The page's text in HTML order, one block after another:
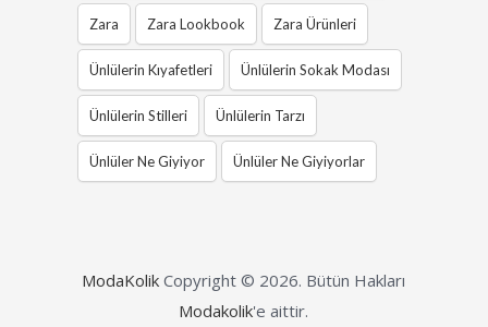
Zara Zara Lookbook Zara Ürünleri
Ünlülerin Kıyafetleri Ünlülerin Sokak Modası
Ünlülerin Stilleri Ünlülerin Tarzı
Ünlüler Ne Giyiyor Ünlüler Ne Giyiyorlar
ModaKolik Copyright © 2026. Bütün Hakları
Modakolik'e aittir.